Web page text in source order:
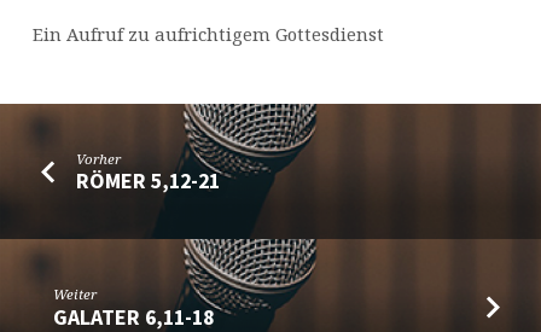
Ein Aufruf zu aufrichtigem Gottesdienst
Vorher
RÖMER 5,12-21
Weiter
GALATER 6,11-18